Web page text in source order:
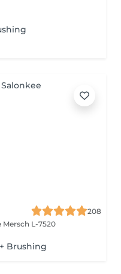
208
Mersch L-7520
Brushing